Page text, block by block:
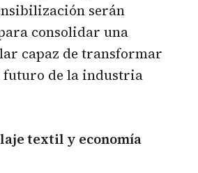
serán
consolidar una
capaz de transformar
futuro de la industria
textil y economía